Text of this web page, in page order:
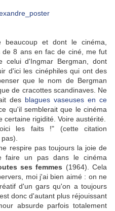
et dont le cinéma,
de 8 ans en fac de ciné, me fut
celui d'Ingmar Bergman, dont
d'ici les cinéphiles qui ont des
que le nom de Bergman
de cracottes scandinaves. Ne
des blagues vaseuses en ce
qu'il semblerait que le cinéma
rigidité. Voire austérité.
les faits !" (cette citation
respire pas toujours la joie de
faire un pas dans le cinéma
ses femmes (1964). Cela
moi j'ai bien aimé : on ne
d'un gars qu'on a toujours
donc d'autant plus réjouissant
absurde parfois totalement